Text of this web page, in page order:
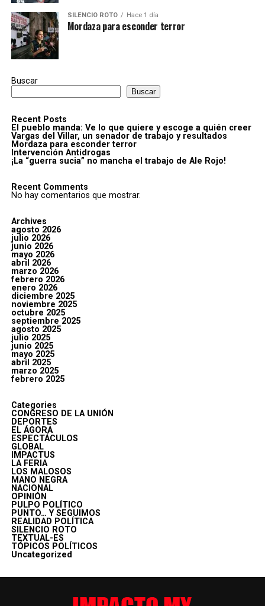
SILENCIO ROTO Hace 1 día
Mordaza para esconder terror
Buscar
Buscar
Recent Posts
El pueblo manda: Ve lo que quiere y escoge a quién creer
Vargas del Villar, un senador de trabajo y resultados
Mordaza para esconder terror
Intervención Antidrogas
¡La “guerra sucia” no mancha el trabajo de Ale Rojo!
Recent Comments
No hay comentarios que mostrar.
Archives
agosto 2026
julio 2026
junio 2026
mayo 2026
abril 2026
marzo 2026
febrero 2026
enero 2026
diciembre 2025
noviembre 2025
octubre 2025
septiembre 2025
agosto 2025
julio 2025
junio 2025
mayo 2025
abril 2025
marzo 2025
febrero 2025
Categories
CONGRESO DE LA UNIÓN
DEPORTES
EL ÁGORA
ESPECTÁCULOS
GLOBAL
IMPACTUS
LA FERIA
LOS MALOSOS
MANO NEGRA
NACIONAL
OPINIÓN
PULPO POLÍTICO
PUNTO… Y SEGUIMOS
REALIDAD POLÍTICA
SILENCIO ROTO
TEXTUAL-ES
TÓPICOS POLÍTICOS
Uncategorized